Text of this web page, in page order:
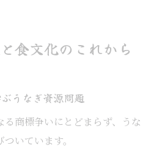
食文化のこれから
うなぎ資源問題
る商標争いにとどまらず、うな
いています。